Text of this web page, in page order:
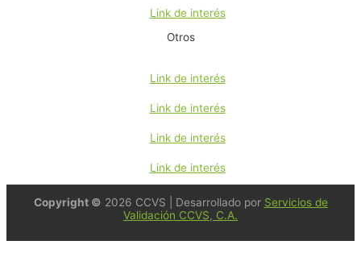
Link de interés
Otros
Link de interés
Link de interés
Link de interés
Link de interés
Copyright © 2026 CCVS | Desarrollado por Servicios de
Validación CCVS, C.A.